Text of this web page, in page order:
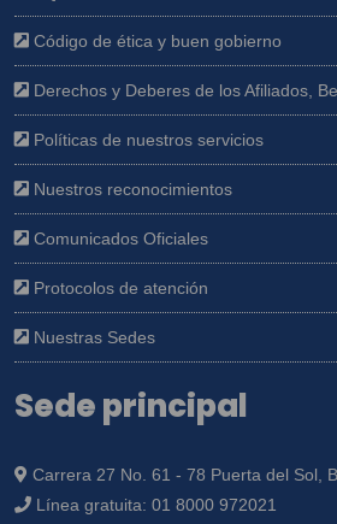
Código de ética y buen gobierno
Derechos y Deberes de los Afiliados,
Políticas de nuestros servicios
Nuestros reconocimientos
Comunicados Oficiales
Protocolos de atención
Nuestras Sedes
Sede principal
Carrera 27 No. 61 - 78 Puerta del Sol,
Línea gratuita: 01 8000 972021